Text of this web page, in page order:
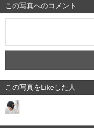
この写真へのコメント
この写真をLikeした人